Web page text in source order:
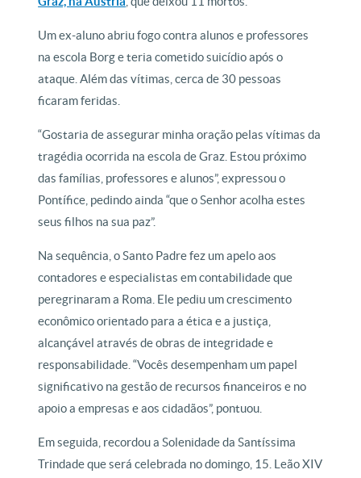
Um ex-aluno abriu fogo contra alunos e professores
na escola Borg e teria cometido suicídio após o
ataque. Além das vítimas, cerca de 30 pessoas
ficaram feridas.
“Gostaria de assegurar minha oração pelas vítimas da
tragédia ocorrida na escola de Graz. Estou próximo
das famílias, professores e alunos”, expressou o
Pontífice, pedindo ainda “que o Senhor acolha estes
seus filhos na sua paz”.
Na sequência, o Santo Padre fez um apelo aos
contadores e especialistas em contabilidade que
peregrinaram a Roma. Ele pediu um crescimento
econômico orientado para a ética e a justiça,
alcançável através de obras de integridade e
responsabilidade. “Vocês desempenham um papel
significativo na gestão de recursos financeiros e no
apoio a empresas e aos cidadãos”, pontuou.
Em seguida, recordou a Solenidade da Santíssima
Trindade que será celebrada no domingo, 15. Leão XIV